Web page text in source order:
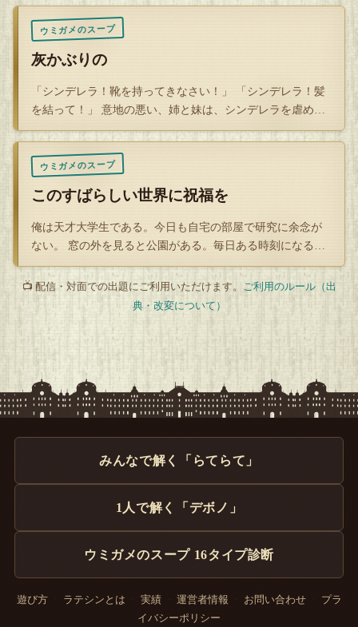
ウミガメのスープ
灰かぶりの
「シンデレラ！靴を持ってきなさい！」 「シンデレラ！髪
を結って！」 意地の悪い、姉と妹は、シンデレラを虐めて
いた その国…
ウミガメのスープ
このすばらしい世界に祝福を
俺は天才大学生である。今日も自宅の部屋で研究に余念が
ない。 窓の外を見ると公園がある。毎日ある時刻になると
決まって一人の…
📺 配信・対面での出題にご利用いただけます。
ご利用のルール（出
典・改変について）
みんなで解く「らてらて」
1人で解く「デボノ」
ウミガメのスープ 16タイプ診断
遊び方・ ラテシンとは 実績・ 運営者情報 お問い合わせ・
プラ
イバシーポリシー